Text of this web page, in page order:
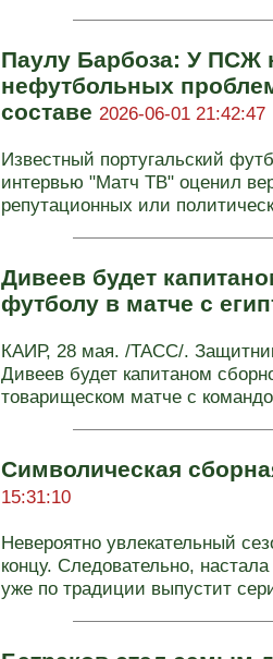
Паулу Барбоза: У ПСЖ
нефутбольных
составе 2026-06-01 21:42:47
Известный португальский
интервью "Матч ТВ" оценил
репутационных или
Дивеев будет
футболу в матче с
КАИР, 28 мая. /ТАСС/. Защитник
Дивеев будет капитаном
товарищеском матче с
Символическая
15:31:10
Невероятно увлекательный
концу. Следовательно,
уже по традиции выпустит